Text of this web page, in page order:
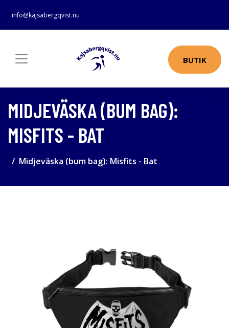
info@kajsabergqvist.nu
BUTIK
MIDJEVÄSKA (BUM BAG):
MISFITS - BAT
Midjeväska (bum bag): Misfits - Bat